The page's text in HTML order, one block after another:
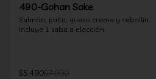
490-Gohan Sake
Salmón, palta, queso crema y cebollín.
Incluye 1 salsa a elección.
$5.490$7.990